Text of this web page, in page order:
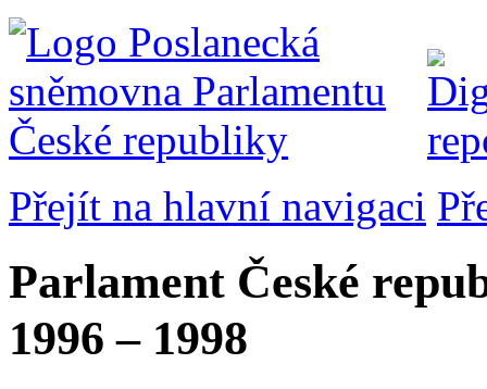
Přejít na hlavní navigaci
Parlament České
1996 – 1998